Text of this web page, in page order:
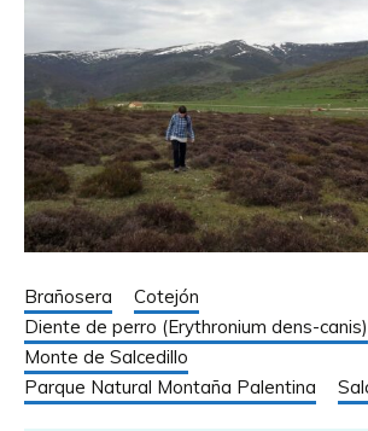
Brañosera
Cotejón
Diente de perro (Erythronium dens-canis)
Monte de Salcedillo
Parque Natural Montaña Palentina